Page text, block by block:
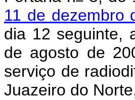
11 de dezembro
dia 12 seguinte,
de agosto de
serviço de
Juazeiro do